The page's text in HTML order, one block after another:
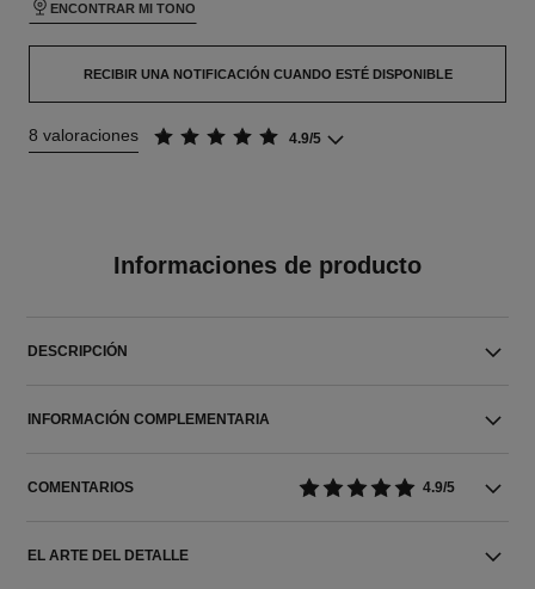
ENCONTRAR MI TONO
RECIBIR UNA NOTIFICACIÓN CUANDO ESTÉ DISPONIBLE
8 valoraciones 4.9/5
Informaciones de producto
DESCRIPCIÓN
INFORMACIÓN COMPLEMENTARIA
COMENTARIOS 4.9/5
EL ARTE DEL DETALLE